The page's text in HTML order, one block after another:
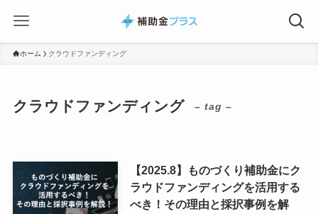
ホーム クラウドファンディング
クラウドファンディング – tag –
【2025.8】ものづくり補助金にク
ラウドファンディングを活用する
べき！その理由と採択事例を解